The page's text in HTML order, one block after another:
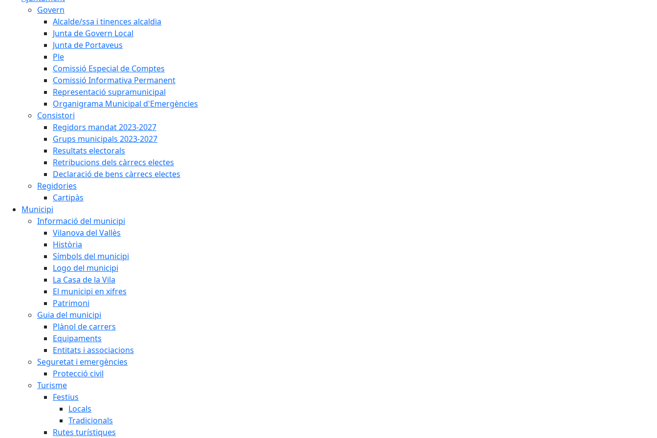
Govern
Alcalde/ssa i tinences alcaldia
Junta de Govern Local
Junta de Portaveus
Ple
Comissió Especial de Comptes
Comissió Informativa Permanent
Representació supramunicipal
Organigrama Municipal d'Emergències
Consistori
Regidors mandat 2023-2027
Grups municipals 2023-2027
Resultats electorals
Retribucions dels càrrecs electes
Declaració de bens càrrecs electes
Regidories
Cartipàs
Municipi
Informació del municipi
Vilanova del Vallès
Història
Símbols del municipi
Logo del municipi
La Casa de la Vila
El municipi en xifres
Patrimoni
Guia del municipi
Plànol de carrers
Equipaments
Entitats i associacions
Seguretat i emergències
Protecció civil
Turisme
Festius
Locals
Tradicionals
Rutes turístiques